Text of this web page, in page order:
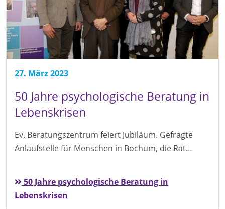
27. März 2023
50 Jahre psychologische Beratung in
Lebenskrisen
Ev. Beratungszentrum feiert Jubiläum. Gefragte
Anlaufstelle für Menschen in Bochum, die Rat…
50 Jahre psychologische Beratung in
Lebenskrisen